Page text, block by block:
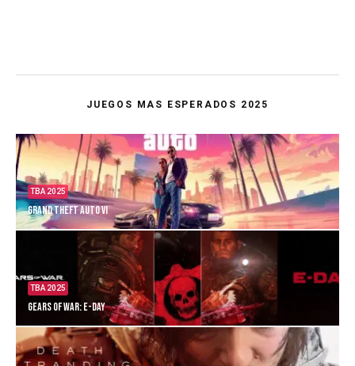
JUEGOS MAS ESPERADOS 2025
TBA 2025
Grand Theft Auto VI
TBA 2025
Gears of War: E-Day